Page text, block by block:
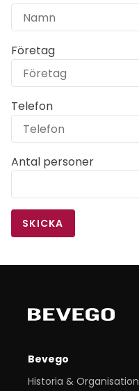
Företag
Telefon
Antal personer
SKICKA
Bevego
Historia & Organisation